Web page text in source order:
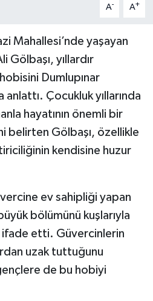
A- A+
Mahallesi’nde yaşayan
yıllardır
Dumlupınar
Çocukluk yıllarında
hayatının önemli bir
belirten Gölbaşı, özellikle
kendisine huzur
ev sahipliği yapan
bölümünü kuşlarıyla
etti. Güvercinlerin
uzak tuttuğunu
de bu hobiyi